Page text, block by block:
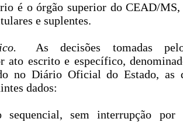
é o órgão superior do CEAD/
e suplentes.
As decisões tomadas
ato escrito e específico,
no Diário Oficial do Estado, as
dados:
sem interrupção por